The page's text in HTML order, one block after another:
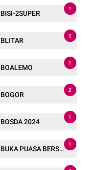
BISI-2SUPER
1
BLITAR
2
BOALEMO
1
BOGOR
2
BOSDA 2024
1
BUKA PUASA BERSAMA
1